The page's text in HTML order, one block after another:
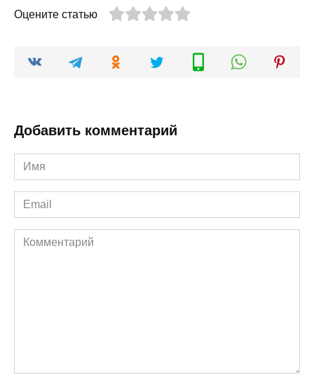
Оцените статью
Добавить комментарий
Имя
*
Email
*
Комментарий